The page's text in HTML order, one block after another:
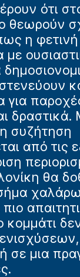
ότι
θεωρούν
η
με
για
συζήτηση
από τις
θα
πιο
σε μια